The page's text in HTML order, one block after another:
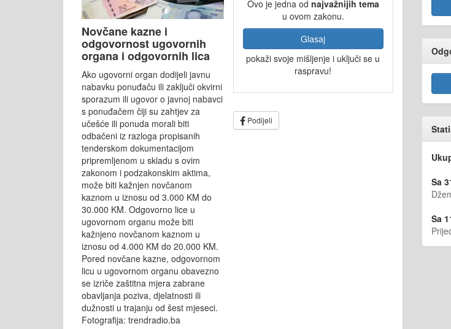
Novčane kazne i
odgovornost ugovornih
organa i odgovornih lica
Ako ugovorni organ dodijeli javnu
nabavku ponuđaču ili zaključi okvirni
sporazum ili ugovor o javnoj nabavci
s ponuđačem čiji su zahtjev za
učešće ili ponuda morali biti
odbačeni iz razloga propisanih
tenderskom dokumentacijom
pripremljenom u skladu s ovim
zakonom i podzakonskim aktima,
može biti kažnjen novčanom
kaznom u iznosu od 3.000 KM do
30.000 KM. Odgovorno lice u
ugovornom organu može biti
kažnjeno novčanom kaznom u
iznosu od 4.000 KM do 20.000 KM.
Pored novčane kazne, odgovornom
licu u ugovornom organu obavezno
se izriče zaštitna mjera zabrane
obavljanja poziva, djelatnosti ili
dužnosti u trajanju od šest mjeseci.
Fotografija: trendradio.ba
Ovo je jedna od najvažnijih tema
u ovom zakonu.
Glasaj
pokaži svoje mišljenje i uključi se u
raspravu!
Podijeli
Sa
Sa